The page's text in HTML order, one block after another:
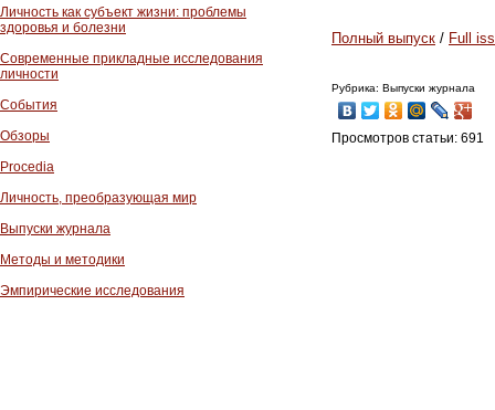
Личность как субъект жизни: проблемы
здоровья и болезни
Современные прикладные исследования
личности
События
Обзоры
Procedia
Личность, преобразующая мир
Выпуски журнала
Методы и методики
Эмпирические исследования
Полный выпуск / Full
Рубрика: Выпуски журнала
Просмотров статьи: 691